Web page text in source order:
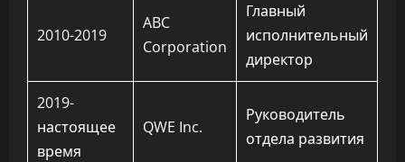
2010-2019
ABC
Corporation
Главный
исполнительный
директор
2019-
настоящее
время
QWE Inc.
Руководитель
отдела развития